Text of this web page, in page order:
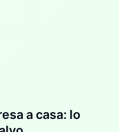
a casa: lo